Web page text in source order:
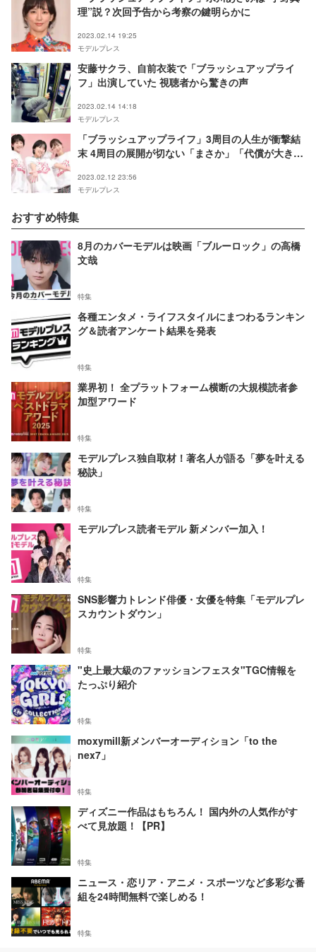
理”説？次回予告から考察の鍵明らかに
2023.02.14 19:25
モデルプレス
安藤サクラ、自前衣装で「ブラッシュアップライ
フ」出演していた 視聴者から驚きの声
2023.02.14 14:18
モデルプレス
「ブラッシュアップライフ」3周目の人生が衝撃結
末 4周目の展開が切ない「まさか」「代償が大き
2023.02.12 23:56
モデルプレス
おすすめ特集
8月のカバーモデルは映画「ブルーロック」の高橋
文哉
特集
各種エンタメ・ライフスタイルにまつわるランキン
グ＆読者アンケート結果を発表
特集
業界初！ 全プラットフォーム横断の大規模読者参
加型アワード
特集
モデルプレス独自取材！著名人が語る「夢を叶える
秘訣」
特集
モデルプレス読者モデル 新メンバー加入！
特集
SNS影響力トレンド俳優・女優を特集「モデルプレ
スカウントダウン」
特集
"史上最大級のファッションフェスタ"TGC情報を
たっぷり紹介
特集
moxymill新メンバーオーディション「to the
nex7」
特集
ディズニー作品はもちろん！ 国内外の人気作がす
べて見放題！【PR】
特集
ニュース・恋リア・アニメ・スポーツなど多彩な番
組を24時間無料で楽しめる！
特集